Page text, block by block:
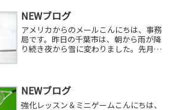
体育学研究科体育学専攻...
NEWブログ
アメリカからのメールこんにちは、事務
局です。昨日の千葉市は、朝から雨が降
り続き夜から雪に変わりました。先月雪
たが、今日はお天気が良く...
NEWブログ
強化レッスン＆ミニゲームこんにちは、